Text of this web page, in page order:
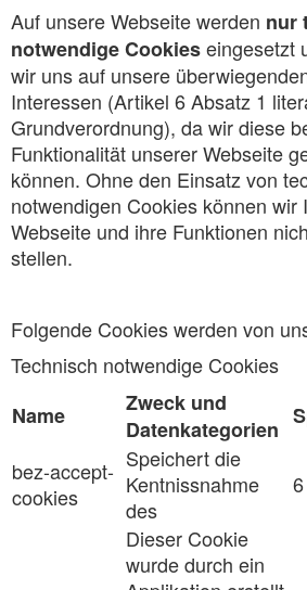
Auf unsere Webseite werden nur
notwendige Cookieseingesetzt
wir uns auf unsere
Interessen (Artikel 6 Absatz 1
Grundverordnung), da wir diese
Funktionalität unserer Webseite
können. Ohne den Einsatz von
notwendigen Cookies können wir
Webseite und ihre Funktionen
stellen.
Folgende Cookies werden von
Technisch notwendige Cookies
Name
Zweck und
Datenkategorien
bez-accept-
cookies
Speichert die
Kentnissnahme
des
Dieser Cookie
wurde durch ein